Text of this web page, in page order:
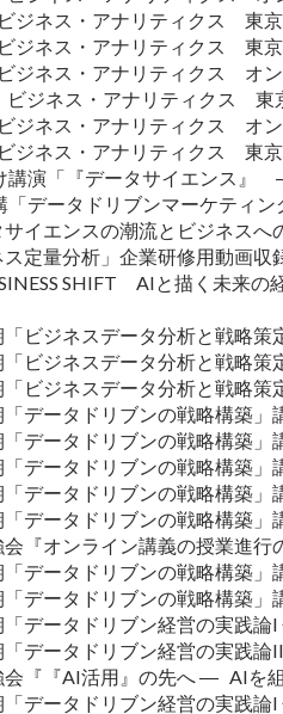
ネス・アナリティクス 東京
ネス・アナリティクス 東京
ネス・アナリティクス オン
ジネス・アナリティクス 東
ネス・アナリティクス オン
ネス・アナリティクス 東京
講演「『データサイエンス
「データドリブンマーケティン
イエンスの潮流とビジネス
定量分析」企業研修用動画収
SHIFT AIと描く未来の
ビジネスデータ分析と戦略策
ビジネスデータ分析と戦略策
ビジネスデータ分析と戦略策
データドリブンの戦略構築」
データドリブンの戦略構築」
データドリブンの戦略構築」
データドリブンの戦略構築」
データドリブンの戦略構築」
『オンライン講義の授業進行
データドリブンの戦略構築」
データドリブンの戦略構築」
データドリブン経営の実践論
データドリブン経営の実践論
会『『AI活用』の先へ ― AIを
データドリブン経営の実践論